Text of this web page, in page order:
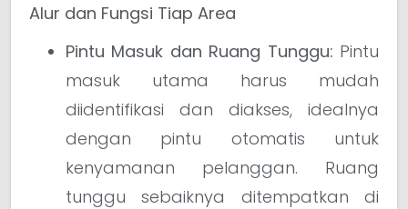
Alur dan Fungsi Tiap Area
Pintu Masuk dan Ruang Tunggu: Pintu
masuk utama harus mudah
diidentifikasi dan diakses, idealnya
dengan pintu otomatis untuk
kenyamanan pelanggan. Ruang
tunggu sebaiknya ditempatkan di